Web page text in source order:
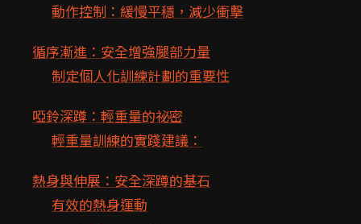
動作控制：緩慢平穩，減少衝擊
循序漸進：安全增強腿部力量
制定個人化訓練計劃的重要性
啞鈴深蹲：輕重量的祕密
輕重量訓練的實踐建議：
熱身與伸展：安全深蹲的基石
有效的熱身運動